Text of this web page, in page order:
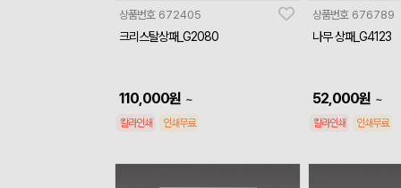
상품번호 672405
크리스탈상패_G2080
110,000원 ~
칼라인쇄 인쇄무료
상품번호 676789
나무 상패_G4123
52,000원 ~
칼라인쇄 인쇄무료